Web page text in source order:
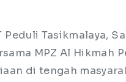
Tasikmalaya,
MPZ Al Hikmah
di tengah